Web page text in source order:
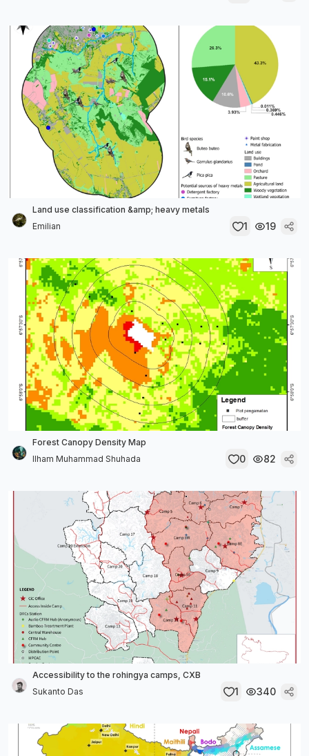
Land use classification &amp; heavy metals
Emilian
1 19
Forest Canopy Density Map
Ilham Muhammad Shuhada
0 82
Accessibility to the rohingya camps, CXB
Sukanto Das
1 340